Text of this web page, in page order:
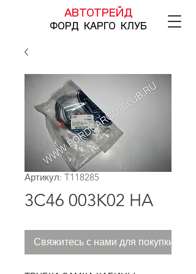
АВТОТРЕЙД
ФОРД КАРГО КЛУБ
Артикул: T118285
3C46 003K02 HA
Свяжитесь с нами для покупки